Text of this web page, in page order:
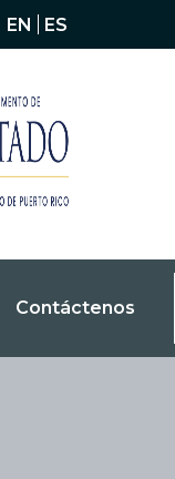
EN ES
Contáctenos